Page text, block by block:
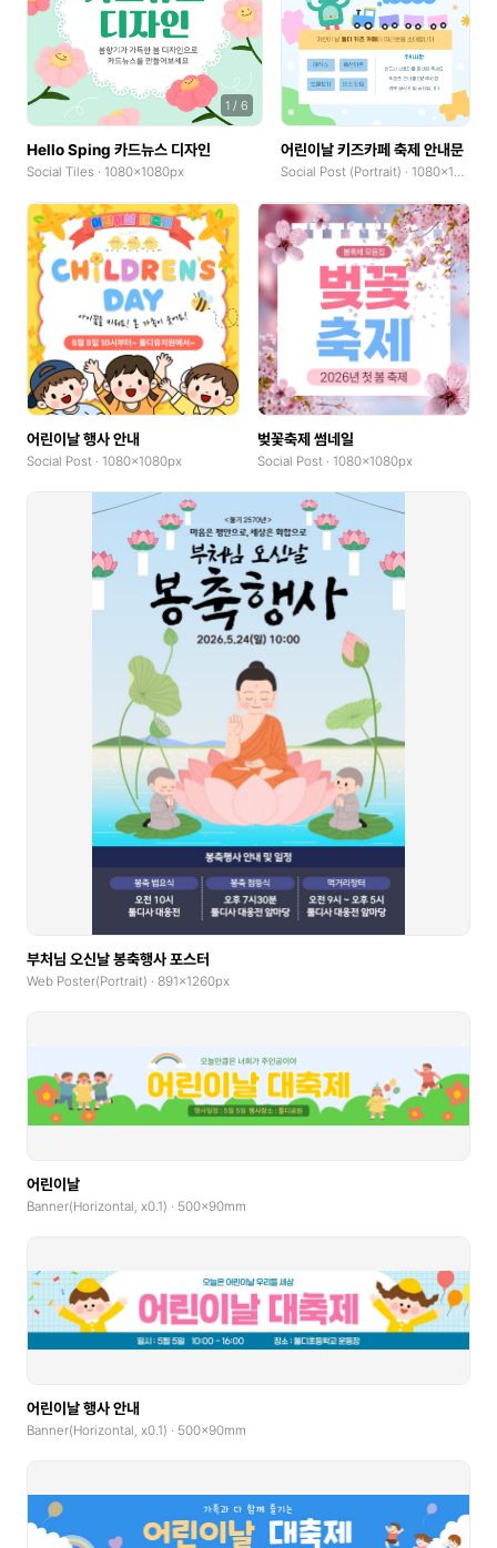
1 /6
Hello Sping 카드뉴스 디자인
Social Tiles · 1080x1080px
어린이날 키즈카페 축제 안내문
Social Post (Portrait) · 1080x1350px
어린이날 행사 안내
Social Post · 1080x1080px
벚꽃축제 썸네일
Social Post · 1080x1080px
부처님 오신날 봉축행사 포스터
Web Poster(Portrait) · 891x1260px
어린이날
Banner(Horizontal, x0.1) · 500x90mm
어린이날 행사 안내
Banner(Horizontal, x0.1) · 500x90mm